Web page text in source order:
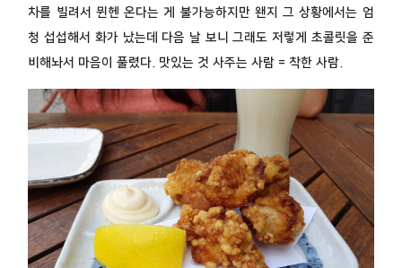
차를 빌려서 뮌헨 온다는 게 불가능하지만 왠지 그 상황에서는 엄
청 섭섭해서 화가 났는데 다음 날 보니 그래도 저렇게 초콜릿을 준
비해놔서 마음이 풀렸다. 맛있는 것 사주는 사람 = 착한 사람.